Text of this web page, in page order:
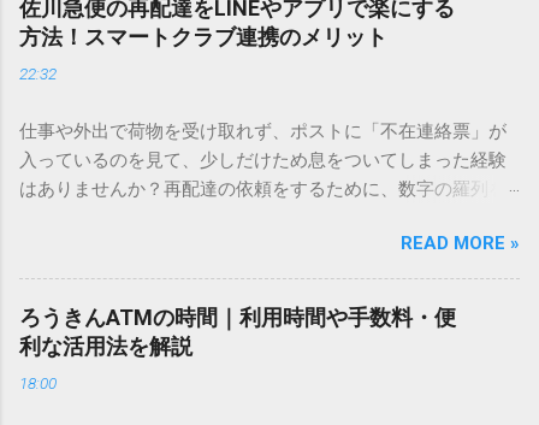
ません。 そこで今回は、IMEパッドを使わずに、特定のコー
ドを打ち込むだけで一瞬で旧字や外字、特殊記号を呼び出す
「文字コード入力」のテクニックを詳しく解説します。 この
必要はありません。 1. なぜ「変換」しても旧字・外字が出て
こないのか？ そもそも、なぜ普通の変換で出てこない漢字が
あるのでしょうか。その理由は、パソコンが文字を認識する
は、JIS規格（日本産業規格）によって「第1水準」「第2水
準」といった形で整理されています。しかし、人名や地名に
使われる非常に古い漢字（旧字）や、特定の組織だけで作ら
れた「外字」は、この一般的な変換リストに含まれていない
佐川急便の再配達をLINEやアプリで楽にする
方法！スマートクラブ連携のメリット
22:32
仕事や外出で荷物を受け取れず、ポストに「不在連絡票」が
入っているのを見て、少しだけため息をついてしまった経験
はありませんか？再配達の依頼をするために、数字の羅列を
ことに申し訳なさを感じたりすることもあるかもしれませ
ん。 「もっとスムーズに、自分のタイミングで受け取りた
い」 「わざわざ電話をかけずに、スマホ一つで完結させた
い」 そんな願いを叶えてくれるのが、佐川急便の会員制サー
ビス「スマートクラブ」と、LINEや公式アプリの連携です。
これらを活用するだけで、再配達のストレスは驚くほど軽く
READ MORE »
ろうきんATMの時間｜利用時間や手数料・便
利な活用法を解説
18:00